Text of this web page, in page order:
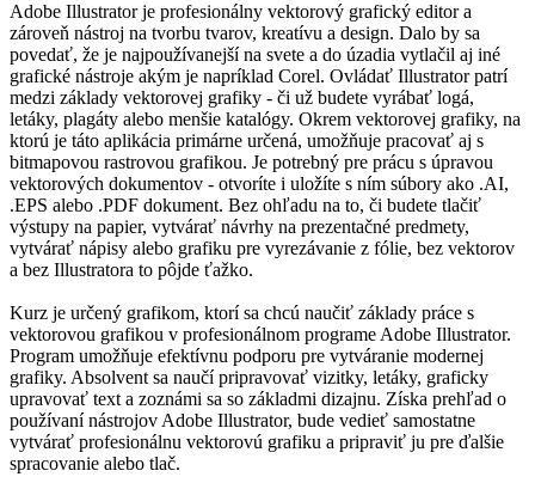
Adobe Illustrator je profesionálny vektorový grafický editor a
zároveň nástroj na tvorbu tvarov, kreatívu a design. Dalo by sa
povedať, že je najpoužívanejší na svete a do úzadia vytlačil aj iné
grafické nástroje akým je napríklad Corel. Ovládať Illustrator patrí
medzi základy vektorovej grafiky - či už budete vyrábať logá,
letáky, plagáty alebo menšie katalógy. Okrem vektorovej grafiky, na
ktorú je táto aplikácia primárne určená, umožňuje pracovať aj s
bitmapovou rastrovou grafikou. Je potrebný pre prácu s úpravou
vektorových dokumentov - otvoríte i uložíte s ním súbory ako .AI,
.EPS alebo .PDF dokument. Bez ohľadu na to, či budete tlačiť
výstupy na papier, vytvárať návrhy na prezentačné predmety,
vytvárať nápisy alebo grafiku pre vyrezávanie z fólie, bez vektorov
a bez Illustratora to pôjde ťažko.
Kurz je určený grafikom, ktorí sa chcú naučiť základy práce s
vektorovou grafikou v profesionálnom programe Adobe Illustrator.
Program umožňuje efektívnu podporu pre vytváranie modernej
grafiky. Absolvent sa naučí pripravovať vizitky, letáky, graficky
upravovať text a zoznámi sa so základmi dizajnu. Získa prehľad o
používaní nástrojov Adobe Illustrator, bude vedieť samostatne
vytvárať profesionálnu vektorovú grafiku a pripraviť ju pre ďalšie
spracovanie alebo tlač.